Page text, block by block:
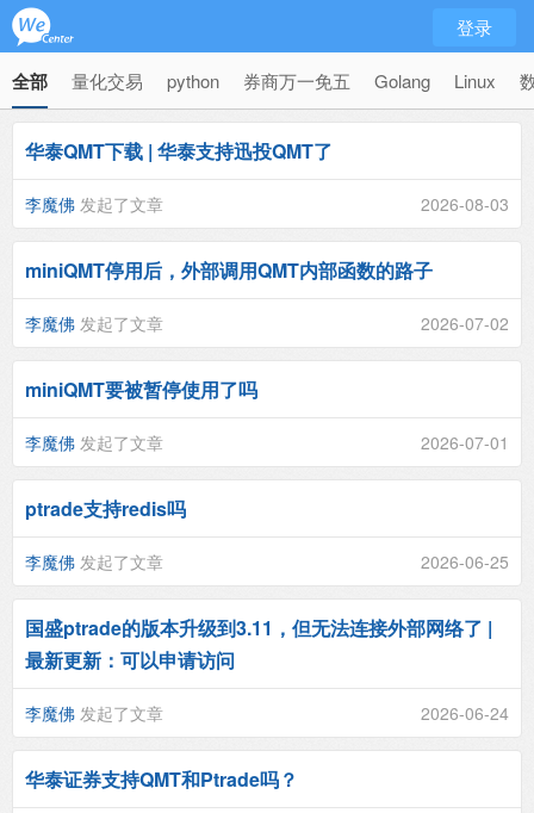
登录
全部 量化交易 python 券商万一免五 Golang Linux
华泰QMT下载 | 华泰支持迅投QMT了
李魔佛 发起了文章 2026-08-03
miniQMT停用后，外部调用QMT内部函数的路子
李魔佛 发起了文章 2026-07-02
miniQMT要被暂停使用了吗
李魔佛 发起了文章 2026-07-01
ptrade支持redis吗
李魔佛 发起了文章 2026-06-25
国盛ptrade的版本升级到3.11，但无法连接外部网络了 |
最新更新：可以申请访问
李魔佛 发起了文章 2026-06-24
华泰证券支持QMT和Ptrade吗？